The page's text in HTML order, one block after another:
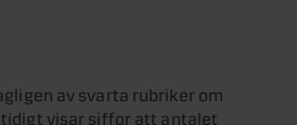
av svarta rubriker om
visar siffor att antalet